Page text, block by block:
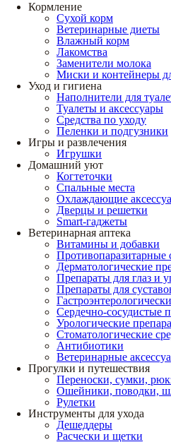
Кормление
Сухой корм
Ветеринарные диеты
Влажный корм
Лакомства
Заменители молока
Миски и контейнеры
Уход и гигиена
Наполнители для
Туалеты и аксессуары
Средства по уходу
Пеленки и подгузники
Игры и развлечения
Игрушки
Домашний уют
Когтеточки
Спальные места
Охлаждающие
Дверцы и решетки
Smart-гаджеты
Ветеринарная аптека
Витамины и добавки
Противопаразитарные
Дерматологические
Препараты для глаз и
Препараты для
Сердечно-сосудистые
Урологические
Стоматологические
Антибиотики
Ветеринарные
Прогулки и путешествия
Переноски, сумки,
Ошейники, поводки,
Рулетки
Инструменты для ухода
Дешеддеры
Расчески и щетки